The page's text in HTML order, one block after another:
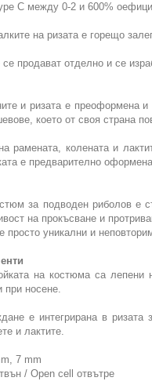
C между 0-2 и 600%
на ризата е горещо
се продават отделно и се
и ризата е преоформена
което от своя страна
рамената, колената и
е предварително
за подводен риболов е
на прокъсване и
просто уникални и
на костюма са
при носене.
е интегрирана в
и лактите.
7 mm
/ Open cell отвътре